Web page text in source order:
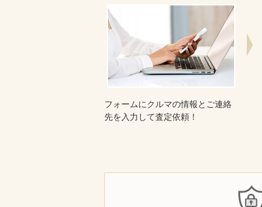
フォームにクルマの情報とご連絡
先を入力して査定依頼！